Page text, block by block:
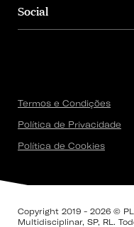
Social
Termos e Condições
Política de Privacidade
Política de Cookies
Copyright 2019 - 2026 ©
Multidisciplinar, SP, RL.